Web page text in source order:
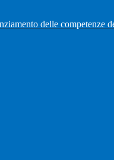
delle competenze